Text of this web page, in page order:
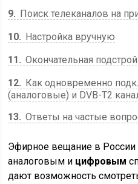
9
Поиск телеканалов на
10
Настройка вручную
11
Окончательная
12
Как одновременно
(аналоговые) и DVB-T2
13 Ответы на частые
Эфирное вещание в России
аналоговым и цифровым
дают возможность